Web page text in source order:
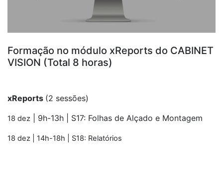
Formação no módulo xReports do CABINET
VISION (Total 8 horas)
xReports (2 sessões)
18 dez | 9h-13h | S17: Folhas de Alçado e Montagem
18 dez | 14h-18h | S18: Relatórios